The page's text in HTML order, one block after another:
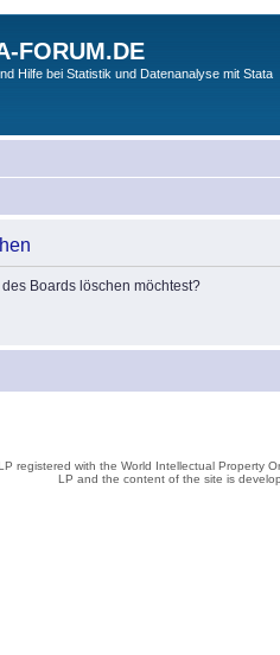
FORUM.DE
Hilfe bei Statistik und Datenanalyse mit Stata
Boards löschen möchtest?
registered with the World Intellectual Property
LP and the content of the site is